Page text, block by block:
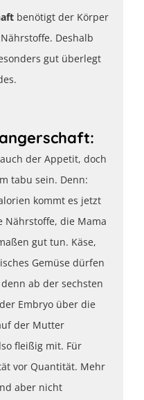
benötigt der Körper
Deshalb
gut überlegt
der Appetit, doch
tabu sein. Denn:
kommt es jetzt
Nährstoffe, die Mama
gut tun. Käse,
Gemüse dürfen
ab der sechsten
Embryo über die
der Mutter
fleißig mit. Für
vor Quantität. Mehr
aber nicht